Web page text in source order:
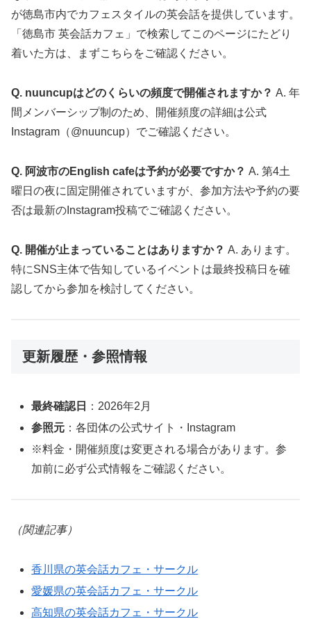
が徳島市内でカフェスタイルの英会話を提供しています。
「徳島市 英会話カフェ」で検索してこのページにたどり
着いた方は、まずこちらをご確認ください。
Q. nuuncupはどのくらいの頻度で開催されますか？ A. 年
間メンバーシップ制のため、開催頻度の詳細は公式
Instagram（@nuuncup）でご確認ください。
Q. 阿波市のEnglish cafeは予約が必要ですか？ A. 第4土
曜日の夜に固定開催されていますが、参加方法や予約の要
否は最新のInstagram投稿でご確認ください。
Q. 開催が止まっていることはありますか？ A. あります。
特にSNS主体で告知しているイベントは最終投稿日を確
認してから参加を検討してください。
更新履歴・参照情報
最終確認日
：2026年2月
参照元 ：各団体の公式サイト・Instagram
※料金・開催頻度は変更される場合があります。参
加前に必ず公式情報をご確認ください。
（関連記事）
香川県の英会話カフェ・サークル
愛媛県の英会話カフェ・サークル
高知県の英会話カフェ・サークル